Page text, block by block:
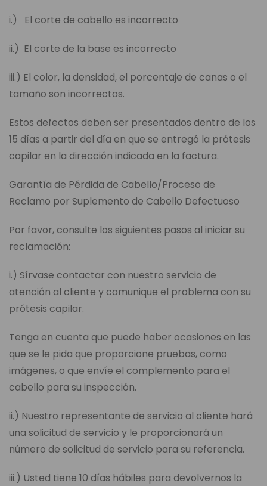
i.) El corte de cabello es incorrecto
ii.) El corte de la base es incorrecto
iii.) El color, la densidad, el porcentaje de canas o el
tamaño son incorrectos.
Estos defectos deben ser presentados dentro de los
15 días a partir del día en que se entregó la prótesis
capilar en la dirección indicada en la factura.
Garantía de Pérdida de Cabello/Proceso de
Reclamo por Suplemento de Cabello Defectuoso
Por favor, consulte los siguientes pasos al iniciar su
reclamación:
i.) Sírvase contactar con nuestro servicio de
atención al cliente y comunique el problema con su
prótesis capilar.
Tenga en cuenta que puede haber ocasiones en las
que se le pida que proporcione pruebas, como
imágenes, o que envíe el complemento para el
cabello para su inspección.
ii.) Nuestro representante de servicio al cliente hará
una solicitud de servicio y le proporcionará un
número de solicitud de servicio para su referencia.
iii.) Usted tiene 10 días hábiles para devolvernos la